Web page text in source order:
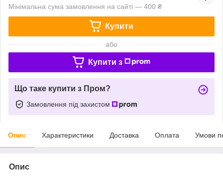
Мінімальна сума замовлення на сайті — 400 ₴
Купити
або
Купити з
Що таке купити з Пром?
Замовлення під захистом
Опис Характеристики Доставка Оплата Умови
Опис